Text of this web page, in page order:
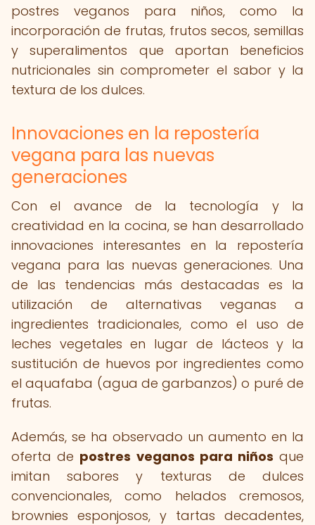
postres veganos para niños, como la
incorporación de frutas, frutos secos, semillas
y superalimentos que aportan beneficios
nutricionales sin comprometer el sabor y la
textura de los dulces.
Innovaciones en la repostería
vegana para las nuevas
generaciones
Con el avance de la tecnología y la
creatividad en la cocina, se han desarrollado
innovaciones interesantes en la repostería
vegana para las nuevas generaciones. Una
de las tendencias más destacadas es la
utilización de alternativas veganas a
ingredientes tradicionales, como el uso de
leches vegetales en lugar de lácteos y la
sustitución de huevos por ingredientes como
el aquafaba (agua de garbanzos) o puré de
frutas.
Además, se ha observado un aumento en la
oferta de postres veganos para niños que
imitan sabores y texturas de dulces
convencionales, como helados cremosos,
brownies esponjosos, y tartas decadentes,